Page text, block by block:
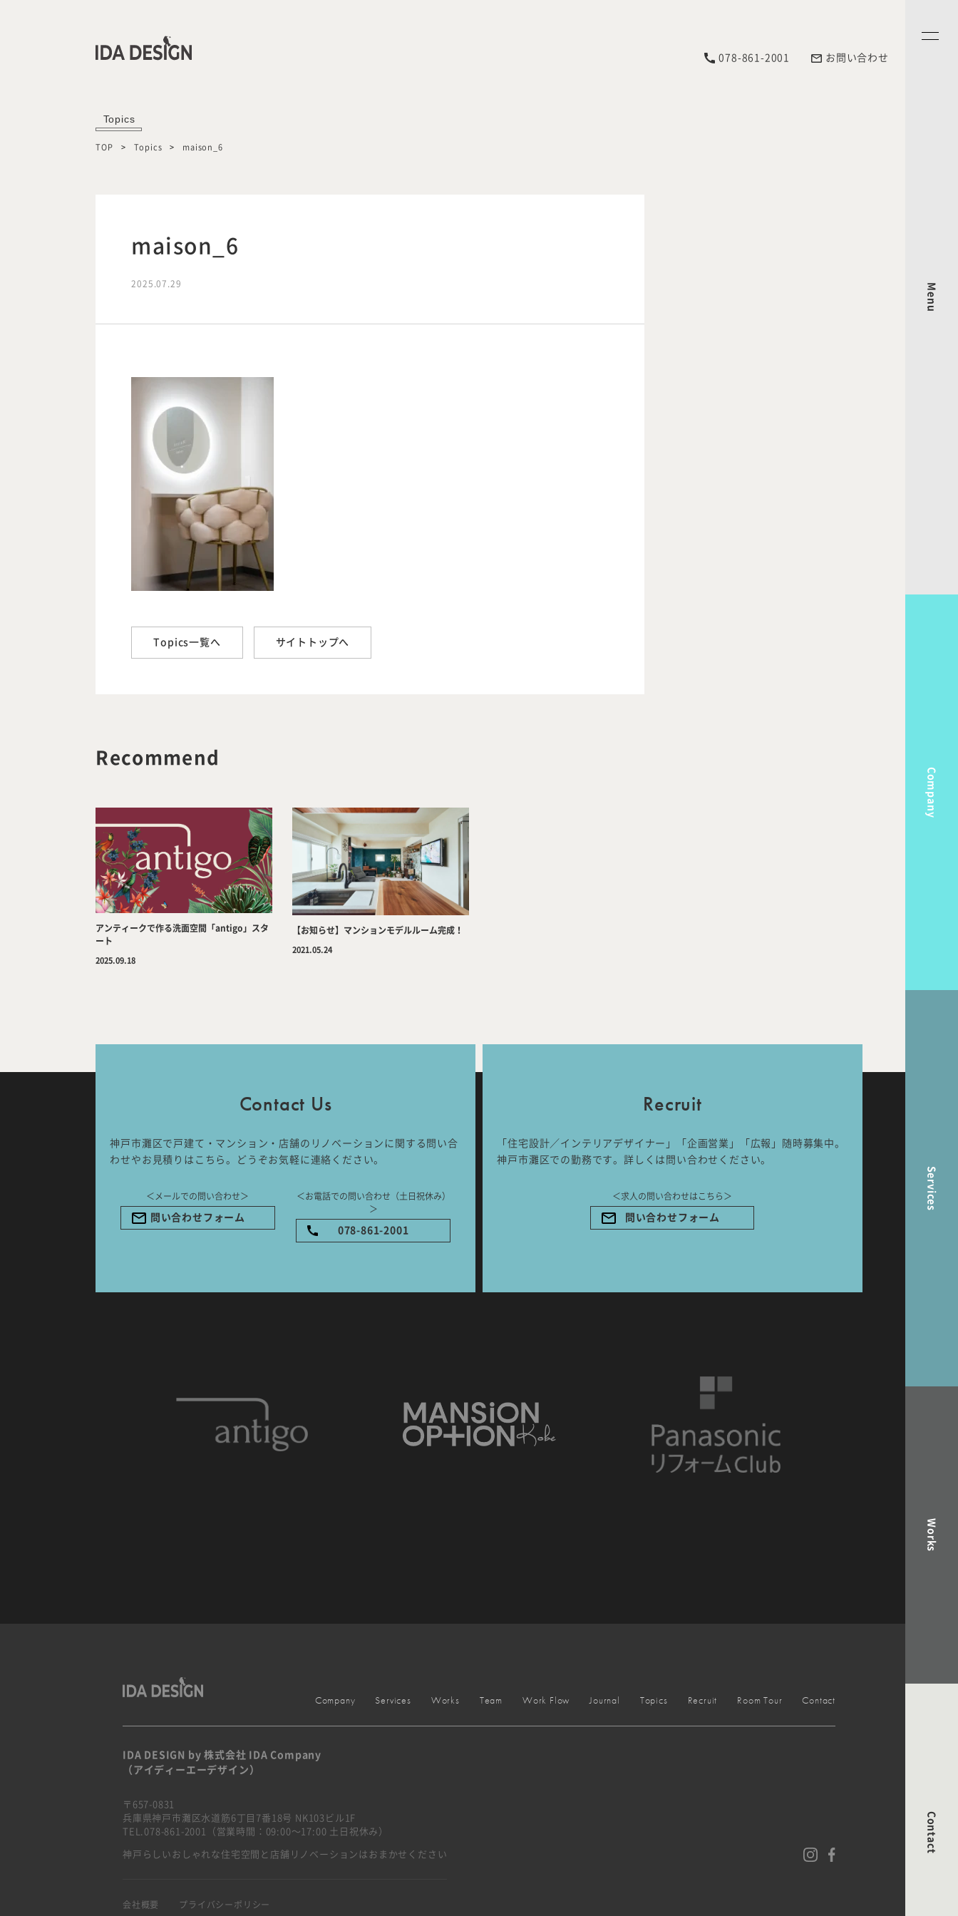
078-861-2001 お問い合わせ
Menu
Company
Services
Works
Contact
Topics
TOP Topics maison_6
maison_6
2025.07.29
Topics一覧へ サイトトップへ
Recommend
アンティークで作る洗面空間「antigo」スタ
ート
2025.09.18
【お知らせ】マンションモデルルーム完成！
2021.05.24
Contact Us
神戸市灘区で戸建て・マンション・店舗のリノベーションに関する問い合
わせやお見積りはこちら。どうぞお気軽に連絡ください。
＜メールでの問い合わせ＞
問い合わせフォーム
＜お電話での問い合わせ（土日祝休み）
＞
078-861-2001
Recruit
「住宅設計／インテリアデザイナー」「企画営業」「広報」随時募集中。
神戸市灘区での勤務です。詳しくは問い合わせください。
＜求人の問い合わせはこちら＞
問い合わせフォーム
Company Services Works Team Work Flow Journal Topics Recruit Room Tour Contact
IDA DESIGN by 株式会社 IDA Company
（アイディーエーデザイン）
〒657-0831
兵庫県神戸市灘区水道筋6丁目7番18号 NK103ビル1F
TEL.078-861-2001（営業時間：09:00〜17:00 土日祝休み）
神戸らしいおしゃれな住宅空間と店舗リノベーションはおまかせください
会社概要 プライバシーポリシー
兵庫県神戸市灘区水道筋6丁目7番18号
09:00〜17:00 土日祝休み）